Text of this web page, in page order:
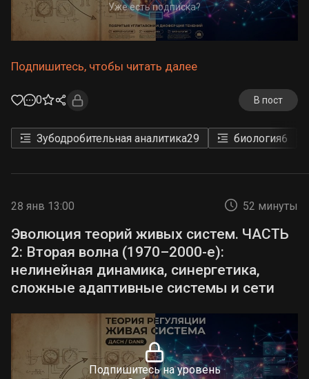
Уже есть подписка?
Подпишитесь, чтобы читать далее
0 В пост
Зубодробительная аналитика29 биология6
28 янв 13:00 52 минуты
Эволюция теорий живых систем. ЧАСТЬ
2: Вторая волна (1970–2000-е):
нелинейная динамика, синергетика,
сложные адаптивные системы и сети
Подпишитесь на уровень